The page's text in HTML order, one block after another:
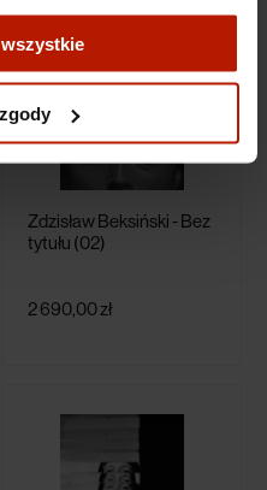
w naszej Polityce
Zdzisław Beksiński - Bez
tytułu (02)
2 690,00 zł